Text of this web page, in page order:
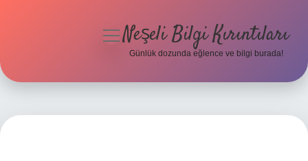
menüyüNeşeli Bilgi Kırıntıları
Günlük dozunda eğlence ve bilgi burada!